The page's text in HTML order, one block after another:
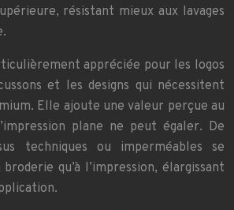
résistant mieux aux lavages
appréciée pour les logos
et les designs qui nécessitent
Elle ajoute une valeur perçue au
plane ne peut égaler. De
techniques ou imperméables se
qu’à l’impression, élargissant